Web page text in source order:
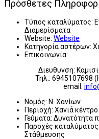
Πρόσθετες
Τύπος καταλύματος:
Διαμερίσματα
Website: Website
Κατηγορία αστέρων:
Επικοινωνία:
Διευθυνση:
Τηλ.: 6945107698
email:
Νομός: Ν. Χανίων
Περιοχή: Χανιά
Γεύματα: Δυνατότητα
Παροχές καταλύματος:
Στάθμευσης